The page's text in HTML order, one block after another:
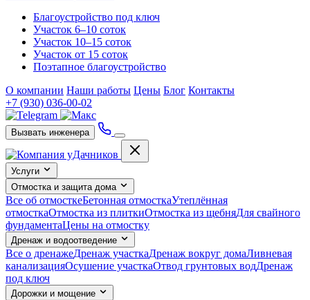
Благоустройство под ключ
Участок 6–10 соток
Участок 10–15 соток
Участок от 15 соток
Поэтапное благоустройство
О компании Наши работы Цены Блог Контакты
+7 (930) 036-00-02
Вызвать инженера
Услуги
Отмостка и защита дома
Все об отмосткеБетонная отмосткаУтеплённая
отмосткаОтмостка из плиткиОтмостка из щебняДля свайного
фундаментаЦены на отмостку
Дренаж и водоотведение
Все о дренажеДренаж участкаДренаж вокруг домаЛивневая
канализацияОсушение участкаОтвод грунтовых водДренаж
под ключ
Дорожки и мощение